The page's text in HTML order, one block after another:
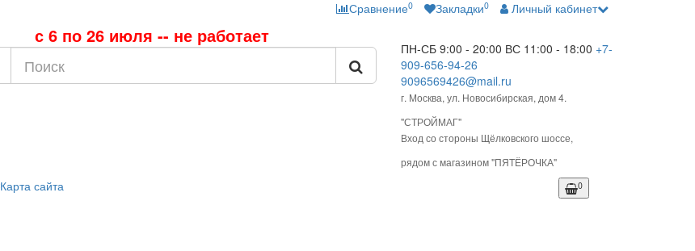
Сравнение0 Закладки0 Личный кабинет
с 6 по 26 июля -- не работает
ПН-СБ 9:00 - 20:00 ВС 11:00 - 18:00 +7-
909-656-94-26
9096569426@mail.ru
г. Москва, ул. Новосибирская, дом 4.
"СТРОЙМАГ"
Вход со стороны Щёлковского шоссе,
рядом с магазином "ПЯТЁРОЧКА"
Карта сайта 0